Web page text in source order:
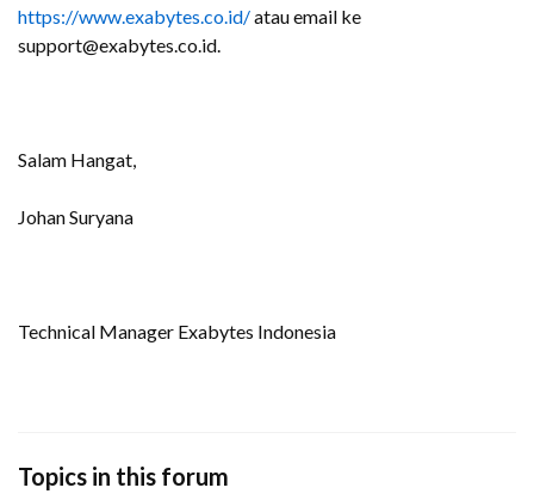
https://www.exabytes.co.id/atau email ke
support@exabytes.co.id.
Salam Hangat,
Johan Suryana
Technical Manager Exabytes Indonesia
Topics in this forum